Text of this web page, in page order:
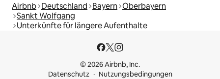
Airbnb Deutschland Bayern Oberbayern
Sankt Wolfgang
Unterkünfte für längere Aufenthalte
© 2026 Airbnb, Inc.
Datenschutz
Nutzungsbedingungen